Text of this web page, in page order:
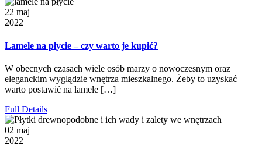
22 maj
2022
Lamele na płycie – czy warto je kupić?
W obecnych czasach wiele osób marzy o nowoczesnym oraz
eleganckim wyglądzie wnętrza mieszkalnego. Żeby to uzyskać
warto postawić na lamele […]
Full Details
02 maj
2022